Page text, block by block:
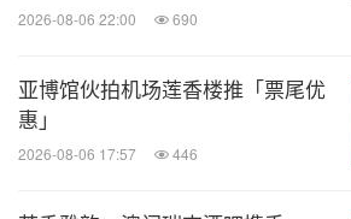
2026-08-06 22:00 690
亚博馆伙拍机场莲香楼推「票尾优
惠」
2026-08-06 17:57 446